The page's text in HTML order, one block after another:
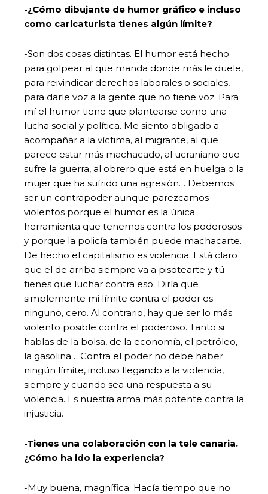
-¿Cómo dibujante de humor gráfico e incluso
como caricaturista tienes algún límite?
-Son dos cosas distintas. El humor está hecho
para golpear al que manda donde más le duele,
para reivindicar derechos laborales o sociales,
para darle voz a la gente que no tiene voz. Para
mí el humor tiene que plantearse como una
lucha social y política. Me siento obligado a
acompañar a la víctima, al migrante, al que
parece estar más machacado, al ucraniano que
sufre la guerra, al obrero que está en huelga o la
mujer que ha sufrido una agresión… Debemos
ser un contrapoder aunque parezcamos
violentos porque el humor es la única
herramienta que tenemos contra los poderosos
y porque la policía también puede machacarte.
De hecho el capitalismo es violencia. Está claro
que el de arriba siempre va a pisotearte y tú
tienes que luchar contra eso. Diría que
simplemente mi límite contra el poder es
ninguno, cero. Al contrario, hay que ser lo más
violento posible contra el poderoso. Tanto si
hablas de la bolsa, de la economía, el petróleo,
la gasolina… Contra el poder no debe haber
ningún límite, incluso llegando a la violencia,
siempre y cuando sea una respuesta a su
violencia. Es nuestra arma más potente contra la
injusticia.
-Tienes una colaboración con la tele canaria.
¿Cómo ha ido la experiencia?
-Muy buena, magnífica. Hacía tiempo que no